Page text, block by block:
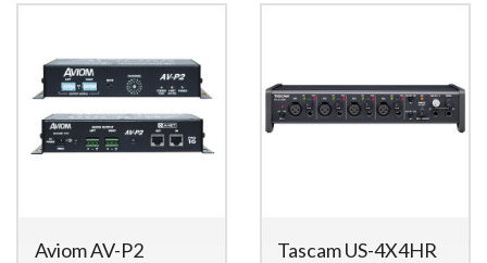
Aviom AV-P2 Tascam US-4X4HR